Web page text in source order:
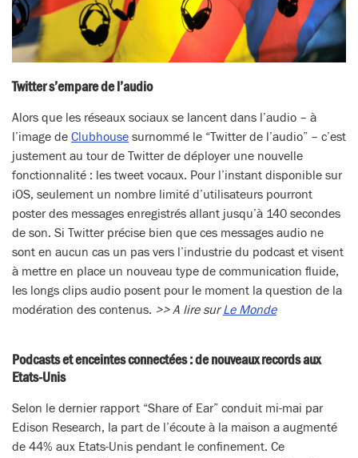
Twitter s’empare de l’audio
Alors que les réseaux sociaux se lancent dans l’audio – à
l’image de Clubhouse surnommé le “Twitter de l’audio” – c’est
justement au tour de Twitter de déployer une nouvelle
fonctionnalité : les tweet vocaux. Pour l’instant disponible sur
iOS, seulement un nombre limité d’utilisateurs pourront
poster des messages enregistrés allant jusqu’à 140 secondes
de son. Si Twitter précise bien que ces messages audio ne
sont en aucun cas un pas vers l’industrie du podcast et visent
à mettre en place un nouveau type de communication fluide,
les longs clips audio posent pour le moment la question de la
modération des contenus. >> A lire surLe Monde
Podcasts et enceintes connectées : de nouveaux records aux
Etats-Unis
Selon le dernier rapport “Share of Ear” conduit mi-mai par
Edison Research, la part de l’écoute à la maison a augmenté
de 44% aux Etats-Unis pendant le confinement. Ce